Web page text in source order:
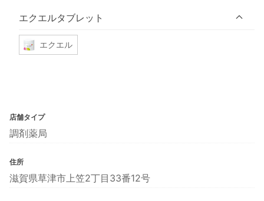
エクエルタブレット
エクエル
店舗タイプ
調剤薬局
住所
滋賀県草津市上笠2丁目33番12号